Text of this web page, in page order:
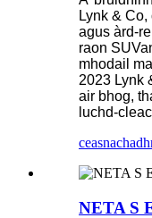
Lynk &
agus àrd-
raon
mhodail
2023 Lynk
air bhog,
luchd-
ceasnachadh
NETA S